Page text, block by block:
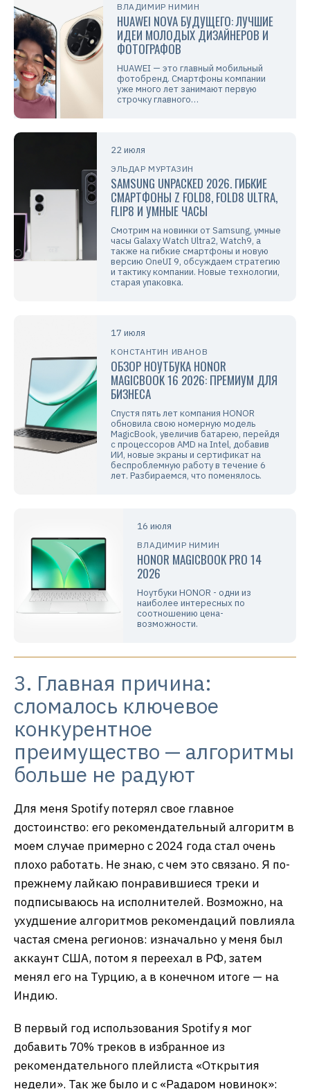
ВЛАДИМИР НИМИН
HUAWEI NOVA БУДУЩЕГО: ЛУЧШИЕ
ИДЕИ МОЛОДЫХ ДИЗАЙНЕРОВ И
ФОТОГРАФОВ
HUAWEI — это главный мобильный
фотобренд. Смартфоны компании
уже много лет занимают первую
строчку главного…
22 июля
ЭЛЬДАР МУРТАЗИН
SAMSUNG UNPACKED 2026. ГИБКИЕ
СМАРТФОНЫ Z FOLD8, FOLD8 ULTRA,
FLIP8 И УМНЫЕ ЧАСЫ
Смотрим на новинки от Samsung, умные
часы Galaxy Watch Ultra2, Watch9, а
также на гибкие смартфоны и новую
версию OneUI 9, обсуждаем стратегию
и тактику компании. Новые технологии,
старая упаковка.
17 июля
КОНСТАНТИН ИВАНОВ
ОБЗОР НОУТБУКА HONOR
MAGICBOOK 16 2026: ПРЕМИУМ ДЛЯ
БИЗНЕСА
Спустя пять лет компания HONOR
обновила свою номерную модель
MagicBook, увеличив батарею, перейдя
с процессоров AMD на Intel, добавив
ИИ, новые экраны и сертификат на
беспроблемную работу в течение 6
лет. Разбираемся, что поменялось.
16 июля
ВЛАДИМИР НИМИН
HONOR MAGICBOOK PRO 14
2026
Ноутбуки HONOR - одни из
наиболее интересных по
соотношению цена-
возможности.
3. Главная причина:
сломалось ключевое
конкурентное
преимущество — алгоритмы
больше не радуют
Для меня Spotify потерял свое главное
достоинство: его рекомендательный алгоритм в
моем случае примерно с 2024 года стал очень
плохо работать. Не знаю, с чем это связано. Я по-
прежнему лайкаю понравившиеся треки и
подписываюсь на исполнителей. Возможно, на
ухудшение алгоритмов рекомендаций повлияла
частая смена регионов: изначально у меня был
аккаунт США, потом я переехал в РФ, затем
менял его на Турцию, а в конечном итоге — на
Индию.
В первый год использования Spotify я мог
добавить 70% треков в избранное из
рекомендательного плейлиста «Открытия
недели». Так же было и с «Радаром новинок»: